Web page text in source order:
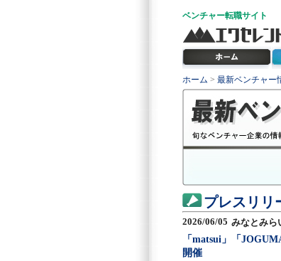
ベンチャー転職サイト
ホーム > 最新ベンチャー
プレスリリ
2026/06/05 みなとみら
「matsui」「
開催